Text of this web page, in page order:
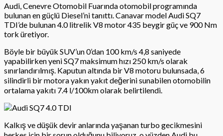
Audi, Cenevre Otomobil Fuarında otomobil programında
bulunan en güçlü Diesel’ni tanıttı. Canavar model Audi SQ7
TDI’de bulunan 4.0 litrelik V8 motor 435 beygir güç ve 900 Nm
tork üretiyor.
Böyle bir büyük SUV’un 0’dan 100 km/s 4,8 saniyede
yapabilirken yeni SQ7 maksimum hızı 250 km/s olarak
sınırlandırılmış. Kaputun altında bir V8 motoru bulunsada, 6
silindirli bir motora yakın yakıt değerini sunabilen otomobilin
ortalama yakıtı 7.4 l/100km olarak belirtilendi.
Kalkış ve düşük devir anlarında yaşanan turbo gecikmesini